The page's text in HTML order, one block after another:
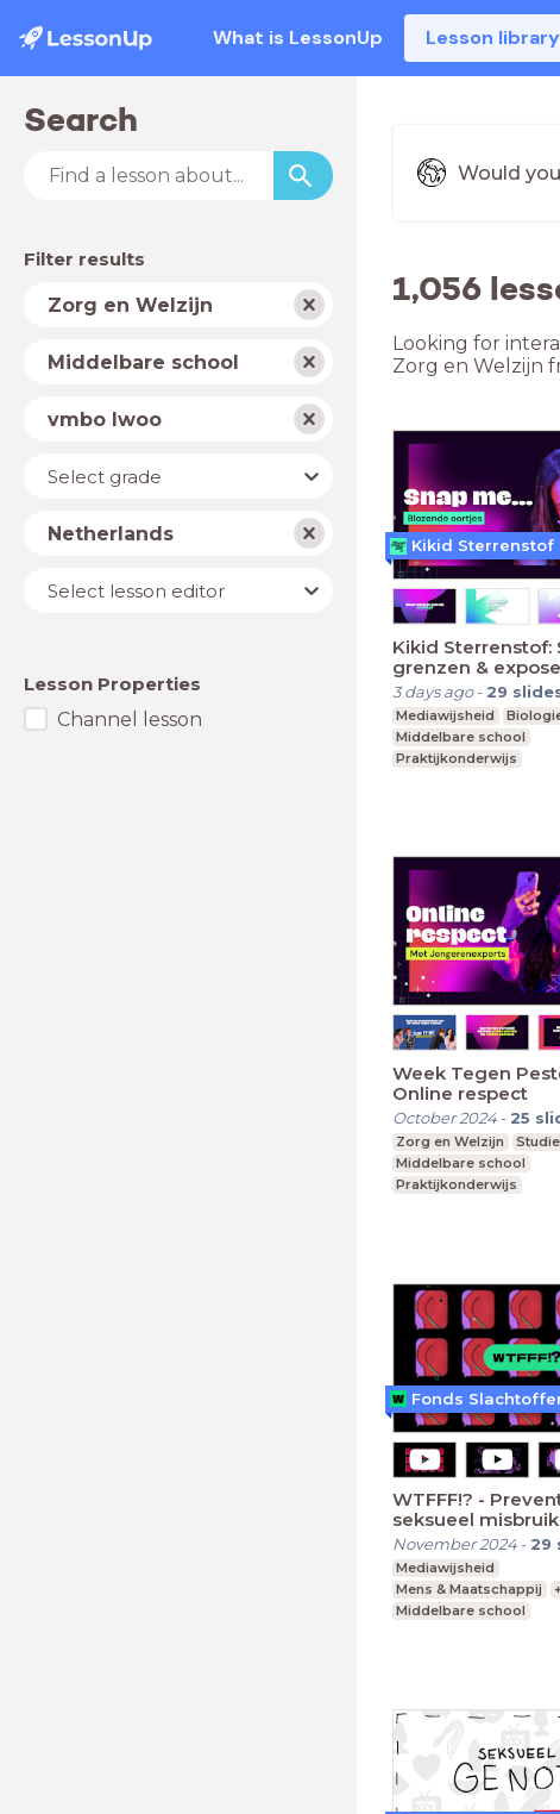
What is LessonUp Lesson library
Search
Filter results
Subject
Zorg en Welzijn
School
typeMiddelbare school
vmbo lwoo
YearSelect grade
Country
Netherlands
Lesson
editor
Select lesson editor
Lesson Properties
Channel lesson
Would
1,056
Looking for
Zorg en Welzijn
Kikid Sterrenstof:
grenzen &
3 days ago- 29
Mediawijsheid
Middelbare school
Praktijkonderwijs
Kikid Sterrenstof
Week Tegen
Online respect
October 2024- 25
Zorg en Welzijn
Middelbare school
Praktijkonderwijs
WTFFF!? -
seksueel misbruik
November 2024- 29
Mediawijsheid
Mens & Maatschappij
Middelbare school